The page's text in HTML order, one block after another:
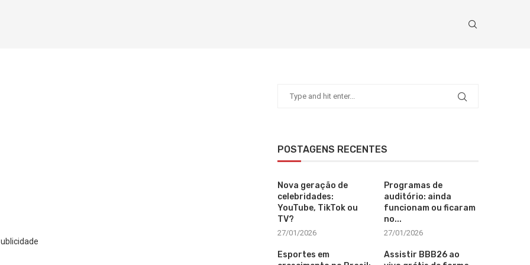
POSTAGENS RECENTES
Nova geração de
celebridades:
YouTube, TikTok ou
TV?
27/01/2026
Programas de
auditório: ainda
funcionam ou ficaram
no...
27/01/2026
Esportes em
Assistir BBB26 ao